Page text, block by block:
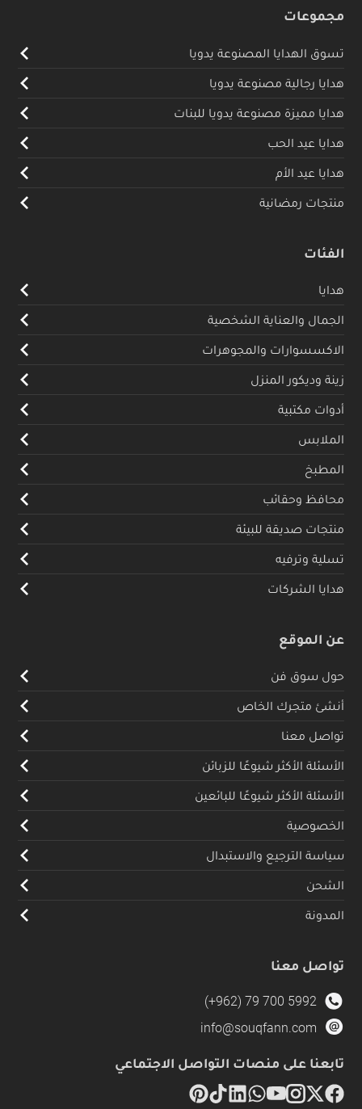
مجموعات
تسوق الهدايا المصنوعة يدويا
هدايا رجالية مصنوعة يدويا
هدايا مميزة مصنوعة يدويا للبنات
هدايا عيد الحب
هدايا عيد الأم
منتجات رمضانية
الفئات
هدايا
الجمال والعناية الشخصية
الاكسسوارات والمجوهرات
زينة وديكور المنزل
أدوات مكتبية
الملابس
المطبخ
محافظ وحقائب
منتجات صديقة للبيئة
تسلية وترفيه
هدايا الشركات
عن الموقع
حول سوق فن
أنشئ متجرك الخاص
تواصل معنا
الأسئلة الأكثر شيوعًا للزبائن
الأسئلة الأكثر شيوعًا للبائعين
الخصوصية
سياسة الترجيع والاستبدال
الشحن
المدونة
تواصل معنا
(+962) 79 700 5992
info@souqfann.com
تابعنا على منصات التواصل الاجتماعي